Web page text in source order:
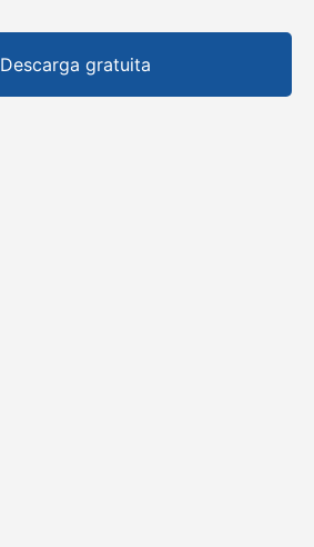
Descarga gratuita